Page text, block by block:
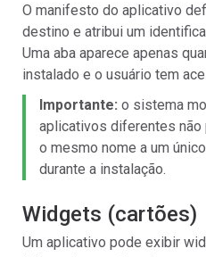
O manifesto do aplicativo
destino e atribui um
Uma aba aparece apenas
instalado e o usuário tem
Importante: o sistema
aplicativos diferentes não
o mesmo nome a um
durante a instalação.
Widgets (cartões)
Um aplicativo pode exibir